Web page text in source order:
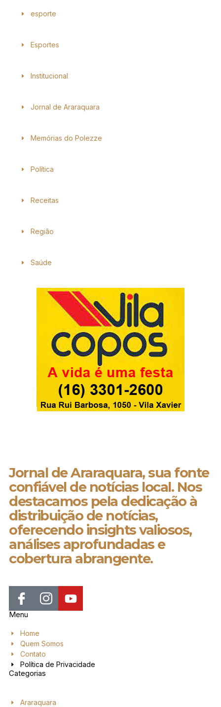
esporte
Esportes
Institucional
Jornal de Araraquara
Memórias do Polezze
Política
Receitas
Região
Saúde
Jornal de Araraquara, sua fonte
confiável de notícias local. Nos
destacamos pela dedicação à
distribuição de notícias,
oferecendo insights valiosos,
análises aprofundadas e
cobertura abrangente.
Menu
Home
Quem Somos
Contato
Política de Privacidade
Categorias
Araraquara